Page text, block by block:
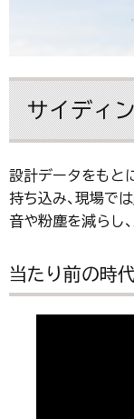
サイディ
設計データをもと
持ち込み、現場で
音や粉塵を減らし
当たり前の時